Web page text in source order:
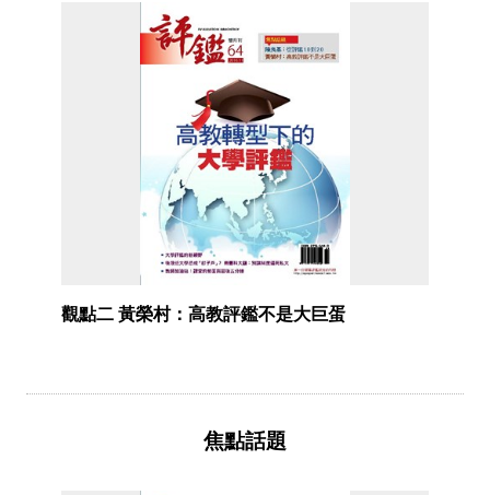
觀點二 黃榮村：高教評鑑不是大巨蛋
焦點話題